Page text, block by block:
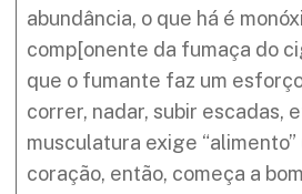
abundância, o que há é
comp[onente da fumaça do
que o fumante faz um
correr, nadar, subir escadas,
musculatura exige “alimento”
coração, então, começa a